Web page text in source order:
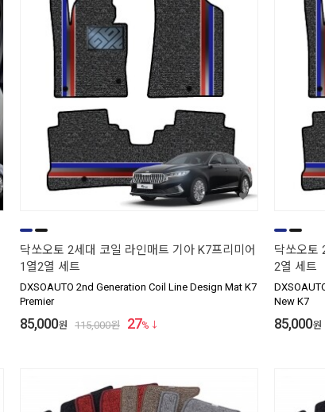
닥쏘오토 2세대 코일 라인매트 기아 K7프리미어
1열2열 세트
DXSOAUTO 2nd Generation Coil Line Design Mat K7
Premier
85,000원 115,000원 27%
닥쏘오토
2열 세트
New K7
85,000원